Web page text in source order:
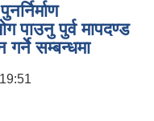
पाउनु पुर्व मापदण्ड
सम्बन्धमा